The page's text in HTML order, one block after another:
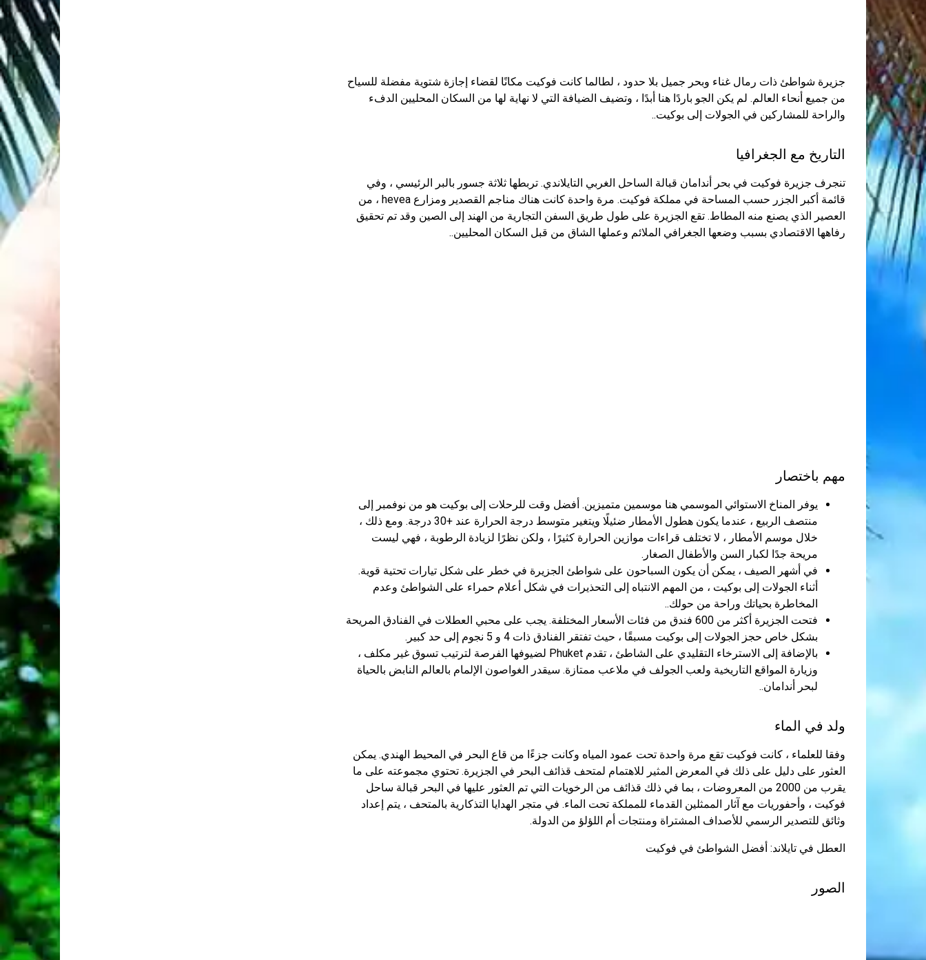
جزيرة شواطئ ذات رمال غناء وبحر جميل بلا حدود ، لطالما كانت فوكيت مكانًا لقضاء إجازة شتوية مفضلة للسياح
من جميع أنحاء العالم. لم يكن الجو باردًا هنا أبدًا ، وتضيف الضيافة التي لا نهاية لها من السكان المحليين الدفء
والراحة للمشاركين في الجولات إلى بوكيت..
التاريخ مع الجغرافيا
تنجرف جزيرة فوكيت في بحر أندامان قبالة الساحل الغربي التايلاندي. تربطها ثلاثة جسور بالبر الرئيسي ، وفي
قائمة أكبر الجزر حسب المساحة في مملكة فوكيت. مرة واحدة كانت هناك مناجم القصدير ومزارع hevea ، من
العصير الذي يصنع منه المطاط. تقع الجزيرة على طول طريق السفن التجارية من الهند إلى الصين وقد تم تحقيق
رفاهها الاقتصادي بسبب وضعها الجغرافي الملائم وعملها الشاق من قبل السكان المحليين..
مهم باختصار
يوفر المناخ الاستوائي الموسمي هنا موسمين متميزين. أفضل وقت للرحلات إلى بوكيت هو من نوفمبر إلى
منتصف الربيع ، عندما يكون هطول الأمطار ضئيلًا ويتغير متوسط ​​درجة الحرارة عند +30 درجة. ومع ذلك ،
خلال موسم الأمطار ، لا تختلف قراءات موازين الحرارة كثيرًا ، ولكن نظرًا لزيادة الرطوبة ، فهي ليست
مريحة جدًا لكبار السن والأطفال الصغار.
في أشهر الصيف ، يمكن أن يكون السباحون على شواطئ الجزيرة في خطر على شكل تيارات تحتية قوية.
أثناء الجولات إلى بوكيت ، من المهم الانتباه إلى التحذيرات في شكل أعلام حمراء على الشواطئ وعدم
المخاطرة بحياتك وراحة من حولك..
فتحت الجزيرة أكثر من 600 فندق من فئات الأسعار المختلفة. يجب على محبي العطلات في الفنادق المريحة
بشكل خاص حجز الجولات إلى بوكيت مسبقًا ، حيث تفتقر الفنادق ذات 4 و 5 نجوم إلى حد كبير.
بالإضافة إلى الاسترخاء التقليدي على الشاطئ ، تقدم Phuket لضيوفها الفرصة لترتيب تسوق غير مكلف ،
وزيارة المواقع التاريخية ولعب الجولف في ملاعب ممتازة. سيقدر الغواصون الإلمام بالعالم النابض بالحياة
لبحر أندامان..
ولد في الماء
وفقا للعلماء ، كانت فوكيت تقع مرة واحدة تحت عمود المياه وكانت جزءًا من قاع البحر في المحيط الهندي. يمكن
العثور على دليل على ذلك في المعرض المثير للاهتمام لمتحف قذائف البحر في الجزيرة. تحتوي مجموعته على ما
يقرب من 2000 من المعروضات ، بما في ذلك قذائف من الرخويات التي تم العثور عليها في البحر قبالة ساحل
فوكيت ، وأحفوريات مع آثار الممثلين القدماء للمملكة تحت الماء. في متجر الهدايا التذكارية بالمتحف ، يتم إعداد
وثائق للتصدير الرسمي للأصداف المشتراة ومنتجات أم اللؤلؤ من الدولة.
العطل في تايلاند: أفضل الشواطئ في فوكيت
الصور